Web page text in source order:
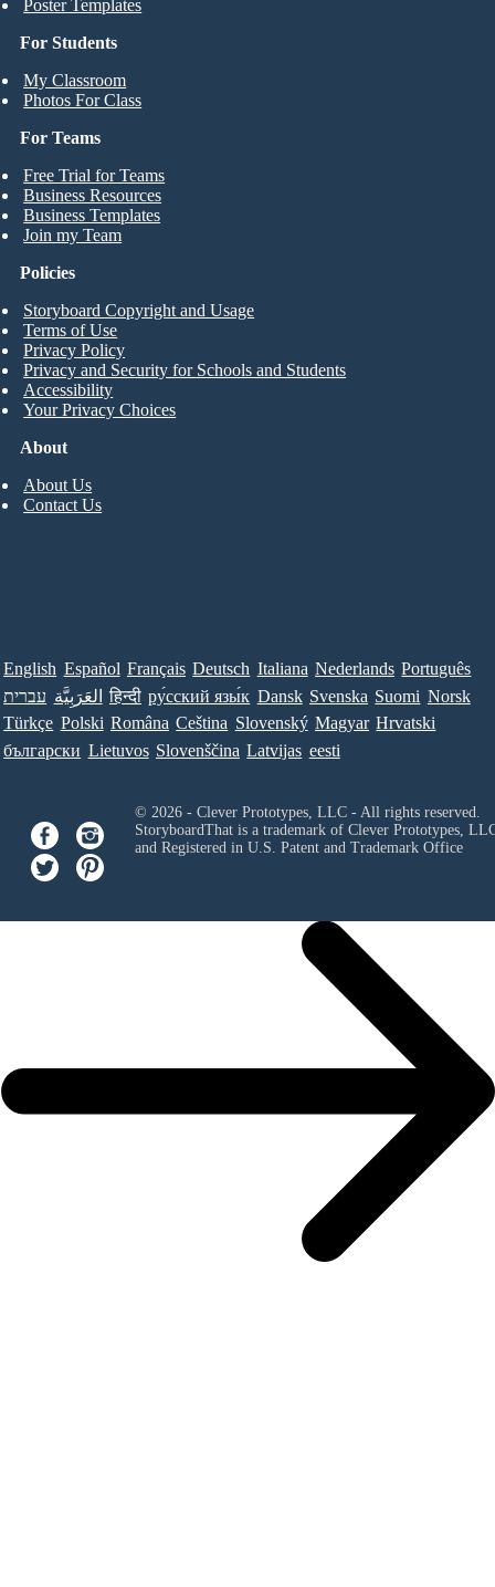
For Students
My Classroom
Photos For Class
Poster Templates
For Teams
Free Trial for Teams
Business Resources
Business Templates
Join my Team
About
About Us
Contact Us
Policies
Storyboard Copyright and Usage
Terms of Use
Privacy Policy
Privacy and Security for Schools and Students
Accessibility
Your Privacy Choices
English Español Français Deutsch Italiana Nederlands Português
עברית العَرَبِيَّة हिन्दी ру́сский язы́к Dansk Svenska Suomi Norsk
Türkçe Polski Româna Ceština Slovenský Magyar Hrvatski
български Lietuvos Slovenščina Latvijas eesti
© 2026 - Clever Prototypes, LLC - All rights reserved.
StoryboardThat is a trademark of Clever Prototypes,
and Registered in U.S. Patent and Trademark Office